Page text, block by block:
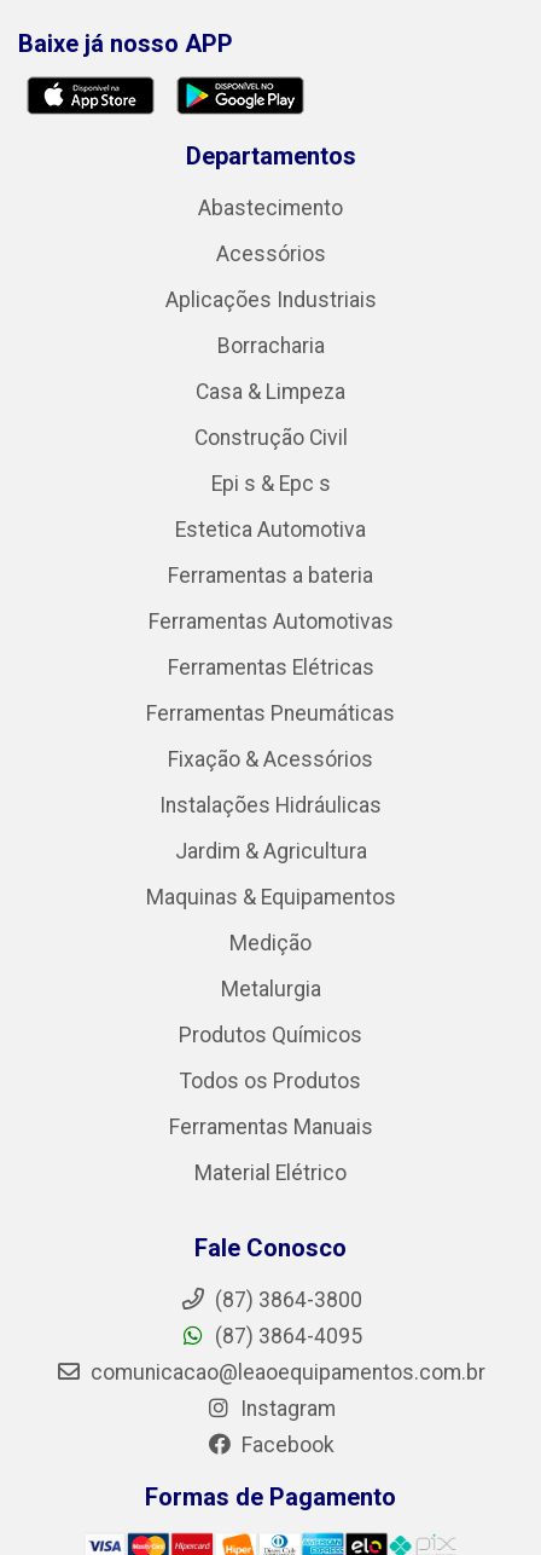
Baixe já nosso APP
Departamentos
Abastecimento
Acessórios
Aplicações Industriais
Borracharia
Casa & Limpeza
Construção Civil
Epi s & Epc s
Estetica Automotiva
Ferramentas a bateria
Ferramentas Automotivas
Ferramentas Elétricas
Ferramentas Pneumáticas
Fixação & Acessórios
Instalações Hidráulicas
Jardim & Agricultura
Maquinas & Equipamentos
Medição
Metalurgia
Produtos Químicos
Todos os Produtos
Ferramentas Manuais
Material Elétrico
Fale Conosco
(87) 3864-3800
(87) 3864-4095
comunicacao@leaoequipamentos.com.br
Instagram
Facebook
Formas de Pagamento